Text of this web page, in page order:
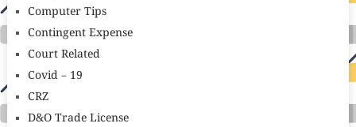
Computer Tips
Contingent Expense
Court Related
Covid – 19
CRZ
D&O Trade License